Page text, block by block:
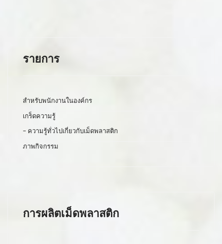
รายการ
สำหรับพนักงานในองค์กร
เกร็ดความรู้
- ความรู้ทั่วไปเกี่ยวกับเม็ดพลาสติก
ภาพกิจกรรม
การผลิตเม็ดพลาสติก